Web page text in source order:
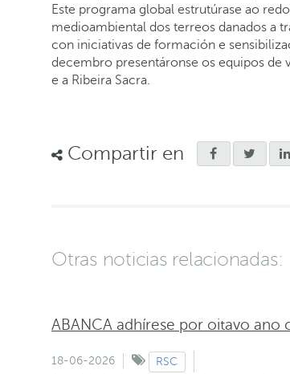
Este programa global estrutúrase ao
medioambiental dos terreos danados a
con iniciativas de formación e
decembro presentáronse os equipos de
e a Ribeira Sacra.
Compartir en
Otras noticias relacionadas:
ABANCA adhírese por oitavo ano
18-06-2026 RSC